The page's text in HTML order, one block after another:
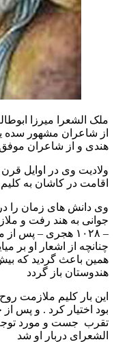
ملک الشعرا میرزا
از شاعران مشهور سده
هندی و از شاعران
ولادیت وی در اوایل
اقامت در کاشان به
وی دانش های زمان را
– ۱۰۲۸ هجری –
چنانچه از اشعار او بر
همین باعث گردید که
هندوستان باز گردد
این بار کلیم ملازمت
بود اختیار کرد . و پس
تقرب جست و مورد توجه
الشعرای دربار او شد